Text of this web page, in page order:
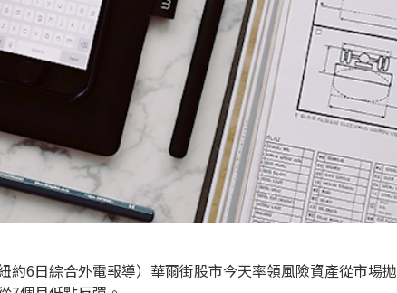
紐約6日綜合外電報導）華爾街股市今天率領風險資產從市場